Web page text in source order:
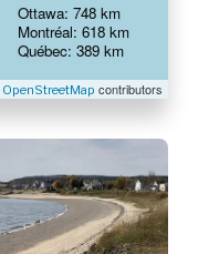
OpenStreetMap contributors
Ottawa: 748 km
Montréal: 618 km
Québec: 389 km